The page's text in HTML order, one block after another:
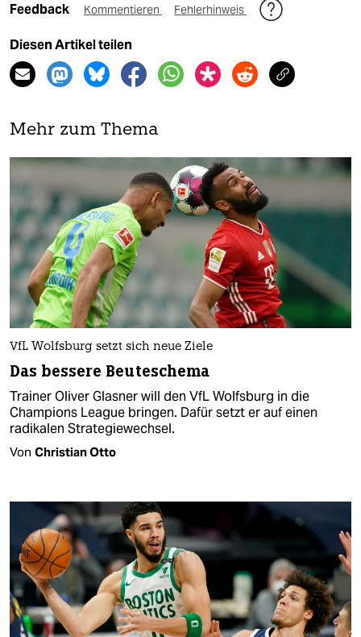
Feedback Kommentieren Fehlerhinweis
Diesen Artikel teilen
Mehr zum Thema
VfL Wolfsburg setzt sich neue Ziele
Das bessere Beuteschema
Trainer Oliver Glasner will den VfL Wolfsburg in die
Champions League bringen. Dafür setzt er auf einen
radikalen Strategiewechsel.
Von Christian Otto